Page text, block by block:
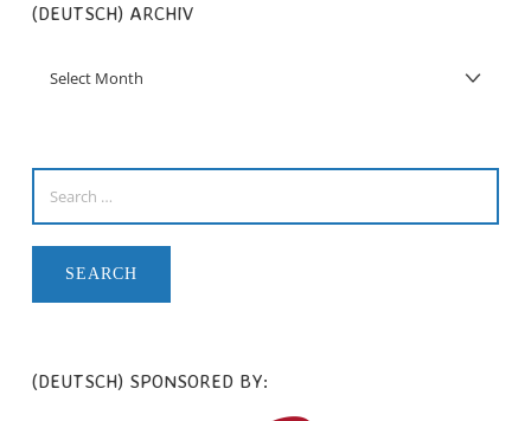
(DEUTSCH) ARCHIV
(DEUTSCH) SPONSORED BY: